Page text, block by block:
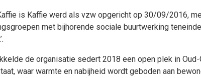
is Kaffie werd als vzw opgericht op 30/09/2016,
met bijhorende sociale buurtwerking
de organisatie sedert 2018 een open plek in
waar warmte en nabijheid wordt geboden aan